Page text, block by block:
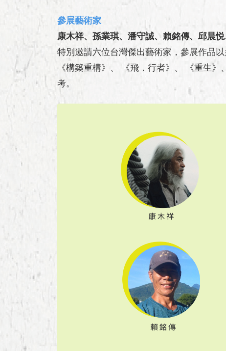
參展藝術家
康木祥、孫業琪、潘守誠、賴銘傳、邱晨
特別邀請六位台灣傑出藝術家，參展作品
《構築重構》、 《飛．行者》、 《重生
考。